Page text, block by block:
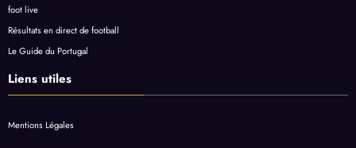
foot live
Résultats en direct de football
Le Guide du Portugal
Liens utiles
Mentions Légales